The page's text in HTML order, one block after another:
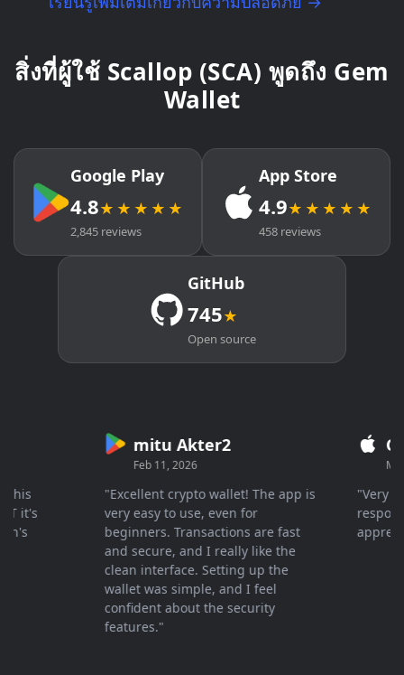
สิ่งที่ผู้ใช้ Scallop (SCA) พูดถึง Gem
Wallet
Google Play
4.8★★★★★
2,845 reviews
App Store
4.9★★★★★
458 reviews
GitHub
745★
Open source
mitu Akter2
Feb 11, 2026
"Excellent crypto wallet! The app is
very easy to use, even for
beginners. Transactions are fast
and secure, and I really like the
clean interface. Setting up the
wallet was simple, and I feel
confident about the security
features."
Mar
"Very fast
response